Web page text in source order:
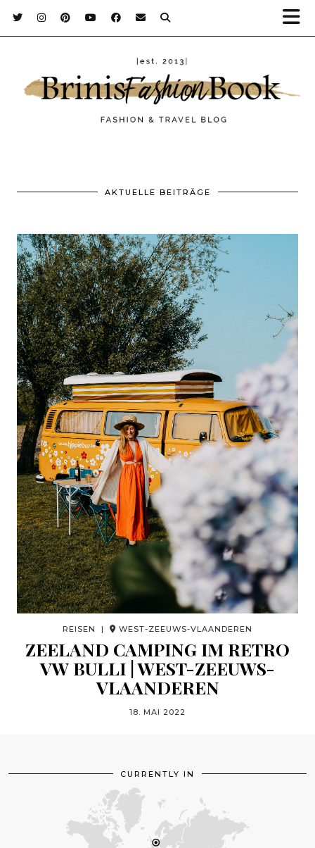
AKTUELLE BEITRÄGE
REISEN | WEST-ZEEUWS-VLAANDEREN
ZEELAND CAMPING IM RETRO
VW BULLI | WEST-ZEEUWS-
VLAANDEREN
18. MAI 2022
CURRENTLY IN